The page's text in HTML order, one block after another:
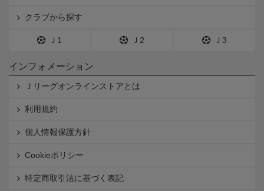
クラブから探す
Ｊ1 Ｊ2 Ｊ3
インフォメーション
Ｊリーグオンラインストアとは
利用規約
個人情報保護方針
Cookieポリシー
特定商取引法に基づく表記